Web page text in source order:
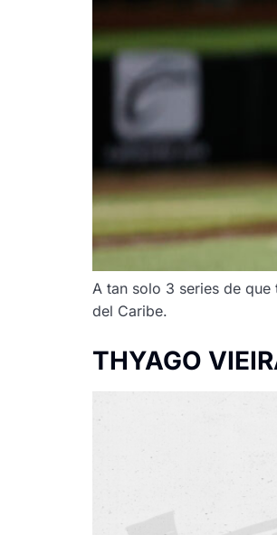
A tan solo 3 series de
del Caribe.
THYAGO